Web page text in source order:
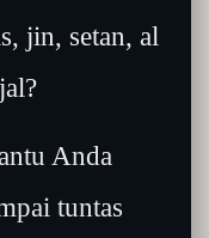
jin, setan, al
Anda
tuntas